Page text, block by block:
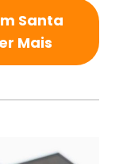
Santa
Mais